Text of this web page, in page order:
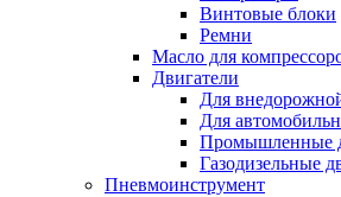
Винтовые блоки
Ремни
Масло для
Двигатели
Для
Для
Промышленные
Газодизельные
Пневмоинструмент